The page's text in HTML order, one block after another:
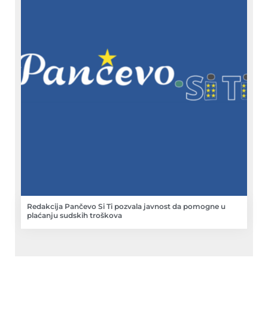
Redakcija Pančevo Si Ti pozvala javnost da pomogne u
plaćanju sudskih troškova